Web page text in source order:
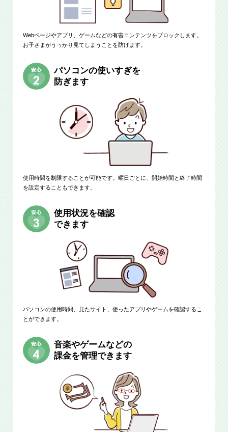
Webページやアプリ、ゲームなどの有害コンテンツをブロックします。
お子さまがうっかり見てしまうことを防げます。
パソコンの使いすぎを
防ぎます
使用時間を制限することが可能です。曜日ごとに、開始時間と終了時間
を設定することもできます。
使用状況を確認
できます
パソコンの使用時間、見たサイト、使ったアプリやゲームを確認するこ
とができます。
音楽やゲームなどの
課金を管理できます